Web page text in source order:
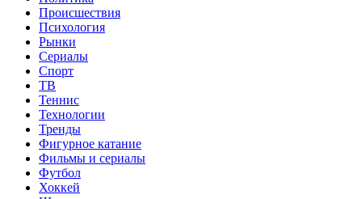
Происшествия
Психология
Рынки
Сериалы
Спорт
ТВ
Теннис
Технологии
Тренды
Фигурное катание
Фильмы и сериалы
Футбол
Хоккей